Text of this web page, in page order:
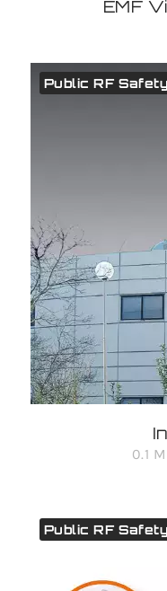
EMF
Public RF Safety
0.1
Public RF Safety